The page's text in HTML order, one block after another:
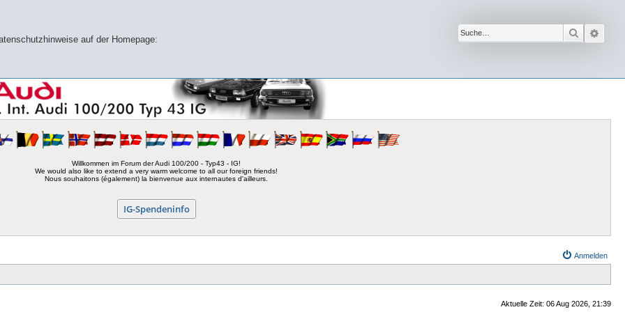
auf der Homepage:
Suche
Willkommen im Forum der Audi 100/200 - Typ43 - IG!
We would also like to extend a very warm welcome to all our foreign friends!
Nous souhaitons (également) la bienvenue aux internautes d'ailleurs.
IG-Spendeninfo
Anmelden
Aktuelle Zeit: 06 Aug 2026, 21:39